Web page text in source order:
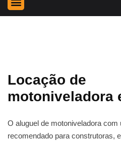
Locação de
motoniveladora
O aluguel de motoniveladora com
recomendado para construtoras,